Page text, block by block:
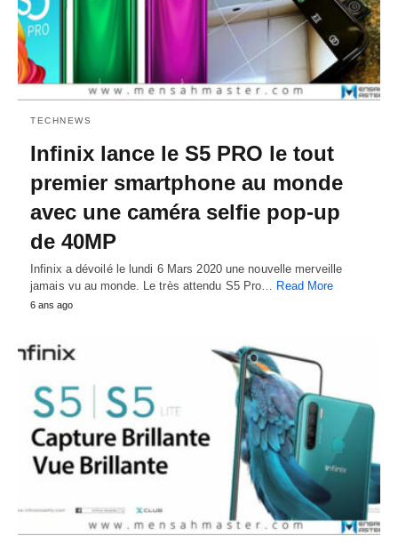
TECHNEWS
Infinix lance le S5 PRO le tout
premier smartphone au monde
avec une caméra selfie pop-up
de 40MP
Infinix a dévoilé le lundi 6 Mars 2020 une nouvelle merveille
jamais vu au monde. Le très attendu S5 Pro… Read More
6 ans ago